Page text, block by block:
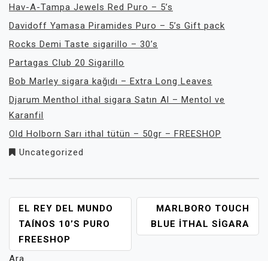
Hav-A-Tampa Jewels Red Puro – 5’s
Davidoff Yamasa Piramides Puro – 5’s Gift pack
Rocks Demi Taste sigarillo – 30’s
Partagas Club 20 Sigarillo
Bob Marley sigara kağıdı – Extra Long Leaves
Djarum Menthol ithal sigara Satın Al – Mentol ve
Karanfil
Old Holborn Sarı ithal tütün – 50gr – FREESHOP
Uncategorized
YAZI
GEZINMESI
EL REY DEL MUNDO
TAÍNOS 10’S PURO
FREESHOP
MARLBORO TOUCH
BLUE ITHAL SIGARA
Ara